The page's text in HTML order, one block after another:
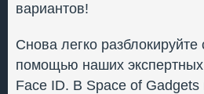
вариантов!
Снова легко разблокируйте
помощью наших экспертных
Face ID. В Space of